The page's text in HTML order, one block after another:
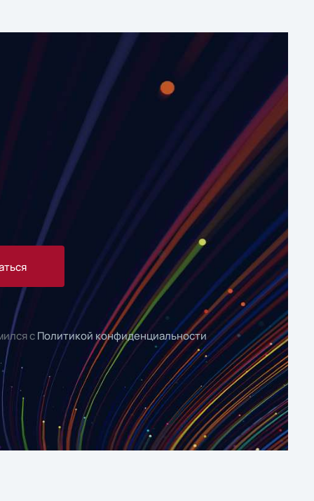
сПолитикой конфиденциальности